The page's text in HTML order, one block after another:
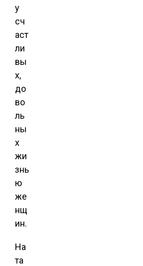
у
сч
аст
ли
вы
х,
до
во
ль
ны
х
жи
знь
ю
же
нщ
ин.
На
та